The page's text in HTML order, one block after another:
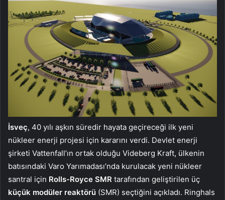
İsveç, 40 yılı aşkın süredir hayata geçireceği ilk yeni
nükleer enerji projesi için kararını verdi. Devlet enerji
şirketi Vattenfall’ın ortak olduğu Videberg Kraft, ülkenin
batısındaki Varo Yarımadası’nda kurulacak yeni nükleer
santral için Rolls-Royce SMR tarafından geliştirilen üç
küçük modüler reaktörü (SMR) seçtiğini açıkladı. Ringhals